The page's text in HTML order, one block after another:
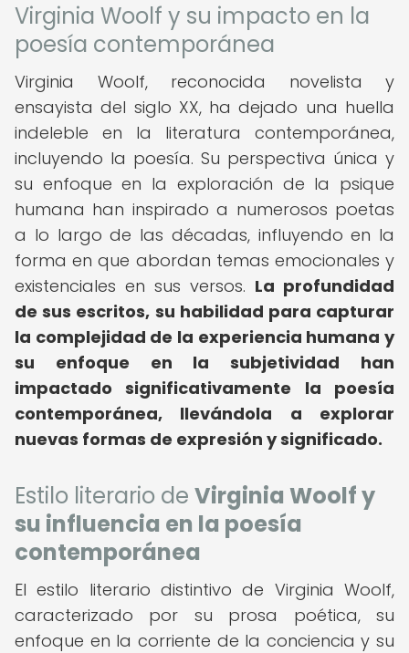
Virginia Woolf y su impacto en la
poesía contemporánea
Virginia Woolf, reconocida novelista y
ensayista del siglo XX, ha dejado una huella
indeleble en la literatura contemporánea,
incluyendo la poesía. Su perspectiva única y
su enfoque en la exploración de la psique
humana han inspirado a numerosos poetas
a lo largo de las décadas, influyendo en la
forma en que abordan temas emocionales y
existenciales en sus versos. La profundidad
de sus escritos, su habilidad para capturar
la complejidad de la experiencia humana y
su enfoque en la subjetividad han
impactado significativamente la poesía
contemporánea, llevándola a explorar
nuevas formas de expresión y significado.
Estilo literario de Virginia Woolf y
su influencia en la poesía
contemporánea
El estilo literario distintivo de Virginia Woolf,
caracterizado por su prosa poética, su
enfoque en la corriente de la conciencia y su